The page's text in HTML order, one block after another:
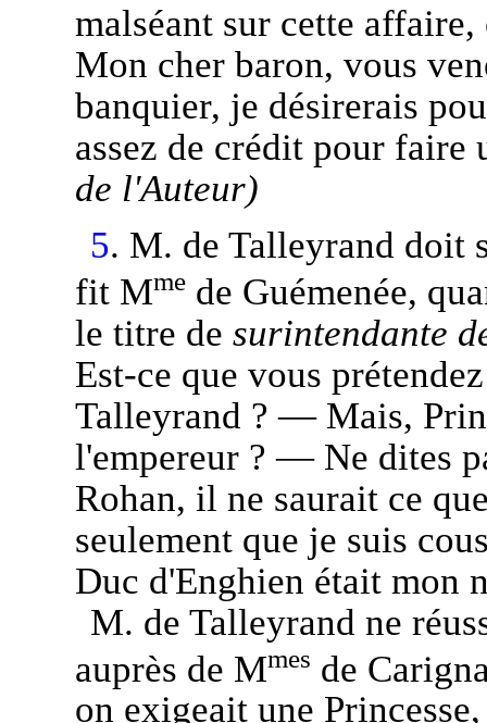
malséant sur cette
Mon cher baron, vous
banquier, je désirerais
assez de crédit pour
de l'Auteur)
5. M. de Talleyrand doit
fit Mmede Guémenée,
le titre de surintendante
Est-ce que vous
Talleyrand ? — Mais,
l'empereur ? — Ne dites
Rohan, il ne saurait ce
seulement que je suis
Duc d'Enghien était mon
M. de Talleyrand ne
auprès de Mmes de
on exigeait une